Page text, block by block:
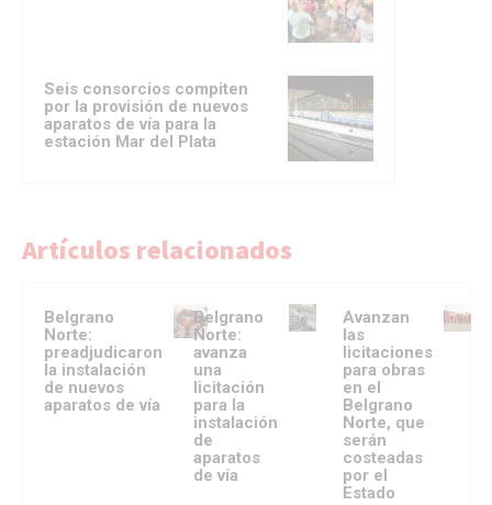
Seis consorcios compiten
por la provisión de nuevos
aparatos de vía para la
estación Mar del Plata
Artículos relacionados
Belgrano
Norte:
preadjudicaron
la instalación
de nuevos
aparatos de vía
Belgrano
Norte:
avanza
una
licitación
para la
instalación
de
aparatos
de vía
Avanzan
las
licitaciones
para obras
en el
Belgrano
Norte, que
serán
costeadas
por el
Estado